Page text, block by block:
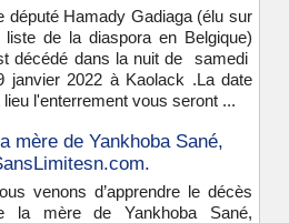
député Hamady Gadiaga (élu sur
liste de la diaspora en Belgique)
décédé dans la nuit de samedi
janvier 2022 à Kaolack .La date
lieu l'enterrement vous seront ...
mère de Yankhoba Sané,
venons d’apprendre le décès
la mère de Yankhoba Sané,